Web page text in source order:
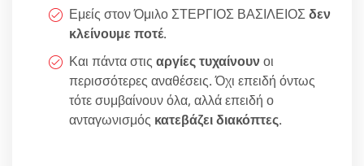
Εμείς στον Όμιλο ΣΤΕΡΓΙΟΣ ΒΑΣΙΛΕΙΟΣδεν
κλείνουμε ποτέ.
Και πάντα στις αργίες τυχαίνουνοι
περισσότερες αναθέσεις. Όχι επειδή όντως
τότε συμβαίνουν όλα, αλλά επειδή ο
ανταγωνισμός κατεβάζει διακόπτες.